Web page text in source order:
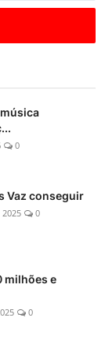
0
Vaz conseguir
0
milhões e
0